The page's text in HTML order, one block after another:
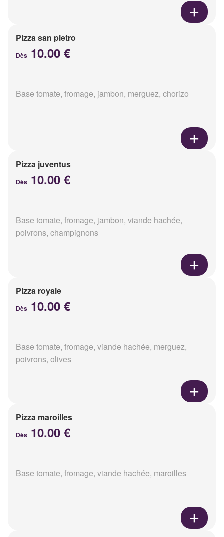
Pizza san pietro
Dès 10.00 €
Base tomate, fromage, jambon, merguez, chorizo
Pizza juventus
Dès 10.00 €
Base tomate, fromage, jambon, viande hachée,
poivrons, champignons
Pizza royale
Dès 10.00 €
Base tomate, fromage, viande hachée, merguez,
poivrons, olives
Pizza maroilles
Dès 10.00 €
Base tomate, fromage, viande hachée, maroilles